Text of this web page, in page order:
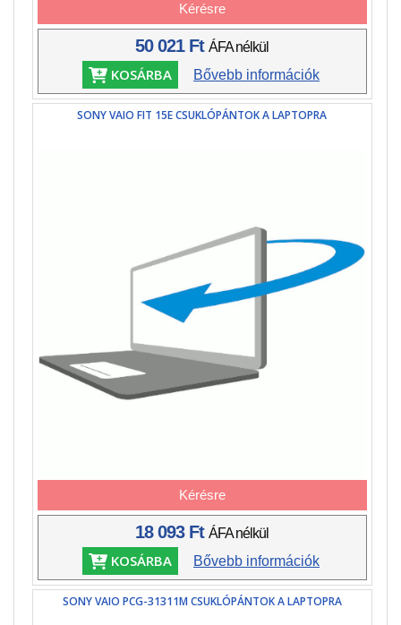
Kérésre
50 021 FtÁFA nélkül
KOSÁRBA Bővebb információk
SONY VAIO FIT 15E CSUKLÓPÁNTOK A LAPTOPRA
Kérésre
18 093 FtÁFA nélkül
KOSÁRBA Bővebb információk
SONY VAIO PCG-31311M CSUKLÓPÁNTOK A LAPTOPRA